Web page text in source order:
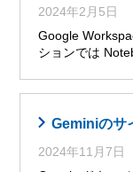
2024年2月5日
Google
ションでは
Geminiのサ
2024年11月7日